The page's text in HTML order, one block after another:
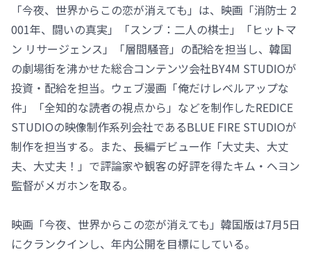
「今夜、世界からこの恋が消えても」は、映画「消防士 2
001年、闘いの真実」「スンブ：二人の棋士」「ヒットマ
ン リサージェンス」「層間騒音」の配給を担当し、韓国
の劇場街を沸かせた総合コンテンツ会社BY4M STUDIOが
投資・配給を担当。ウェブ漫画「俺だけレベルアップな
件」「全知的な読者の視点から」などを制作したREDICE
STUDIOの映像制作系列会社であるBLUE FIRE STUDIOが
制作を担当する。また、長編デビュー作「大丈夫、大丈
夫、大丈夫！」で評論家や観客の好評を得たキム・ヘヨン
監督がメガホンを取る。
映画「今夜、世界からこの恋が消えても」韓国版は7月5日
にクランクインし、年内公開を目標にしている。